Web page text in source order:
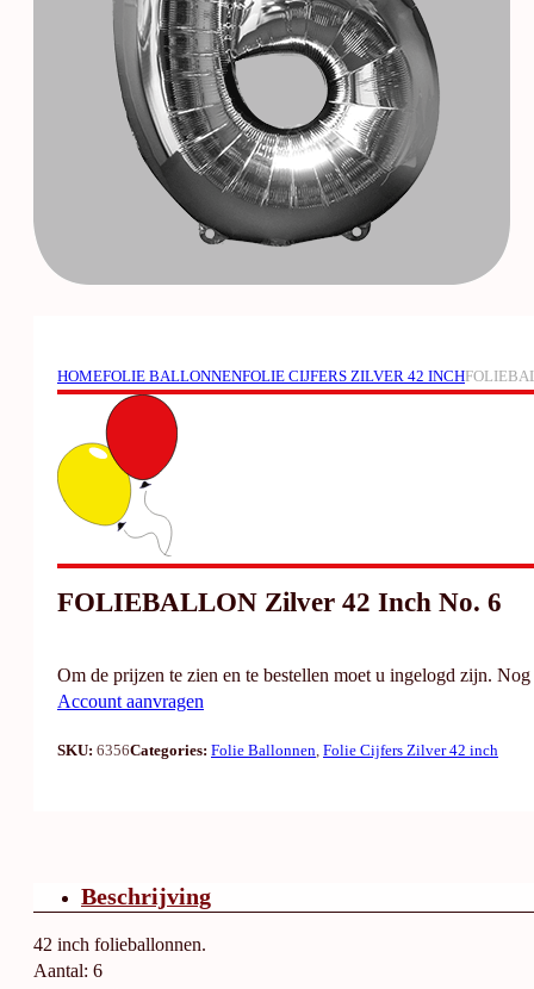
HOMEFOLIE BALLONNENFOLIE CIJFERS ZILVER 42 INCH
FOLIEBALLON Zilver 42 Inch No. 6
Om de prijzen te zien en te bestellen moet u ingelogd zijn. Nog
Account aanvragen
SKU: 6356Categories: Folie Ballonnen Folie Cijfers Zilver 42 inch
Beschrijving
42 inch folieballonnen.
Aantal: 6